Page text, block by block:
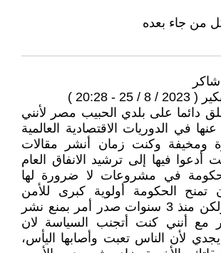
من جاء بعده
- 20:28 )
دائما على بلدي الحبيب مصر لأنني
في الدوريات الاقتصادية العالمية
ومخيفة وكنت زمان أنشر مقالات
أدعوا فيها إلى ترشيد الانفاق العام
في مشروعات لا ضرورة لها
الحكومة أولوية كبرى للأمن
الغذائى والمائي ولكن منذ 3 سنوات صدر أمر بمنع نشر
مع أنني كنت أتجنب السياسة لان
يجدي لأن الناس تعبت وأصابها اليأس،